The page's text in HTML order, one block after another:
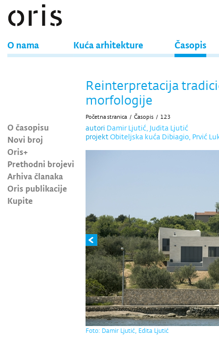
O nama Kuća arhitekture Časopis
O časopisu
Novi broj
Oris+
Prethodni brojevi
Arhiva članaka
Oris publikacije
Kupite
Reinterpretacija
morfologije
Početna stranica / Časopis / 123
autori Damir Ljutić, Judita Ljutić
projektObiteljska kuća Dibiagio, Prvić
Foto: Damir Ljutić, Edita Ljutić